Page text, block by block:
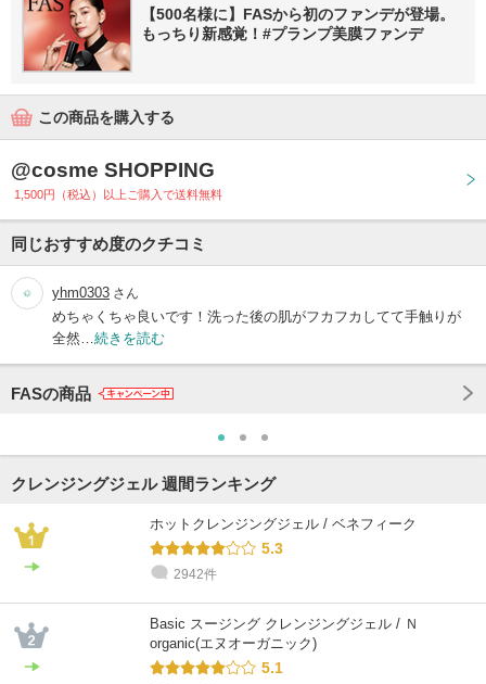
【500名様に】FASから初のファンデが登場。
もっちり新感覚！#プランプ美膜ファンデ
この商品を購入する
@cosme SHOPPING
1,500円（税込）以上ご購入で送料無料
同じおすすめ度のクチコミ
yhm0303 さん
めちゃくちゃ良いです！洗った後の肌がフカフカしてて手触りが
全然… 続きを読む
FASの商品
クレンジングジェル 週間ランキング
ホットクレンジングジェル / ベネフィーク
5.3
2942件
Basic スージング クレンジングジェル / Ｎ
organic(エヌオーガニック)
5.1